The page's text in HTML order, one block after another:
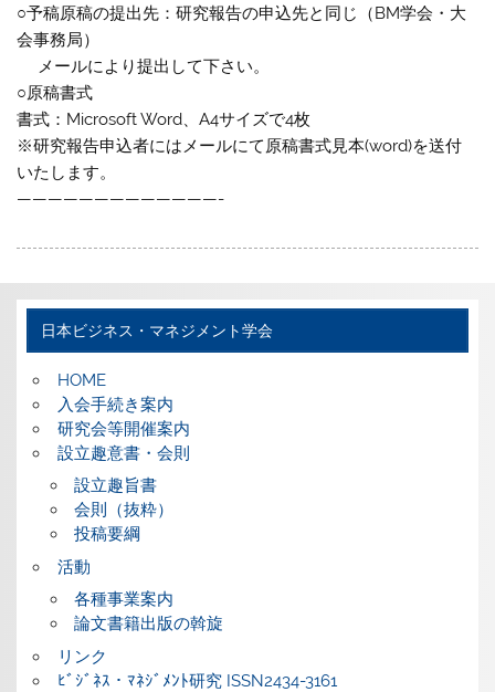
○予稿原稿の提出先：研究報告の申込先と同じ（BM学会・大
会事務局）
メールにより提出して下さい。
○原稿書式
書式：Microsoft Word、A4サイズで4枚
※研究報告申込者にはメールにて原稿書式見本(word)を送付
いたします。
—————————————-
日本ビジネス・マネジメント学会
HOME
入会手続き案内
研究会等開催案内
設立趣意書・会則
設立趣旨書
会則（抜粋）
投稿要綱
活動
各種事業案内
論文書籍出版の斡旋
リンク
ﾋﾞｼﾞﾈｽ・ﾏﾈｼﾞﾒﾝﾄ研究 ISSN2434-3161